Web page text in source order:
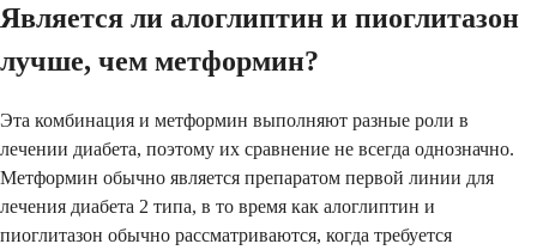
Является ли алоглиптин и пиоглитазон
лучше, чем метформин?
Эта комбинация и метформин выполняют разные роли в
лечении диабета, поэтому их сравнение не всегда однозначно.
Метформин обычно является препаратом первой линии для
лечения диабета 2 типа, в то время как алоглиптин и
пиоглитазон обычно рассматриваются, когда требуется